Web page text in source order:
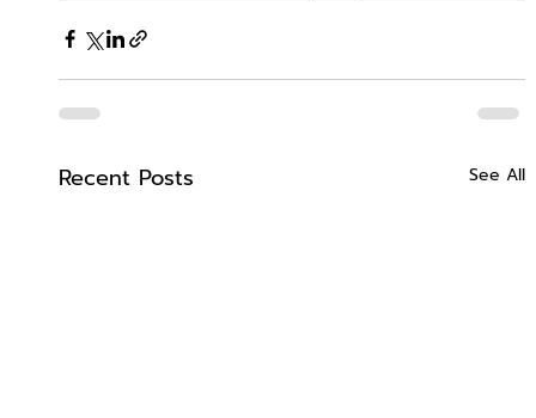
Recent Posts See All